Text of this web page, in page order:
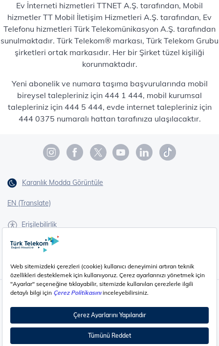
Ev İnterneti hizmetleri TTNET A.Ş. tarafından, Mobil
hizmetler TT Mobil İletişim Hizmetleri A.Ş. tarafından, Ev
Telefonu hizmetleri Türk Telekomünikasyon A.Ş. tarafından
sunulmaktadır. Türk Telekom® markası, Türk Telekom Grubu
şirketleri ortak markasıdır. Her bir Şirket tüzel kişiliği
korunmaktadır.
Yeni abonelik ve numara taşıma başvurularında mobil
bireysel talepleriniz için 444 1 444, mobil kurumsal
talepleriniz için 444 5 444, evde internet talepleriniz için
444 0375 numaralı hattan tarafınıza ulaşılacaktır.
Karanlık Modda Görüntüle
EN (Translate)
Erişilebilirlik
İşaret Dili Çevirisi
Çerez Ayarları